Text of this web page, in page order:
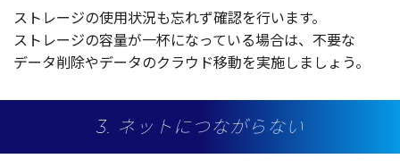
ストレージの使用状況も忘れず確認を行います。
ストレージの容量が一杯になっている場合は、 不要な
データ削除やデータのクラウド移動を実施しましょう。
3. ネットにつながらない